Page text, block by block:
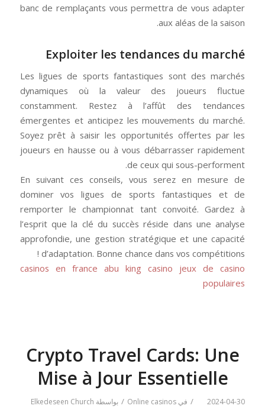
banc de remplaçants vous permettra de vous adapter
aux aléas de la saison.
Exploiter les tendances du marché
Les ligues de sports fantastiques sont des marchés
dynamiques où la valeur des joueurs fluctue
constamment. Restez à l’affût des tendances
émergentes et anticipez les mouvements du marché.
Soyez prêt à saisir les opportunités offertes par les
joueurs en hausse ou à vous débarrasser rapidement
de ceux qui sous-performent.
En suivant ces conseils, vous serez en mesure de
dominer vos ligues de sports fantastiques et de
remporter le championnat tant convoité. Gardez à
l’esprit que la clé du succès réside dans une analyse
approfondie, une gestion stratégique et une capacité
d’adaptation. Bonne chance dans vos compétitions !
casinos en france abu king casino jeux de casino
populaires
Crypto Travel Cards: Une
Mise à Jour Essentielle
2024-04-30
/ في Online casinos
/ بواسطة Elkedeseen Church